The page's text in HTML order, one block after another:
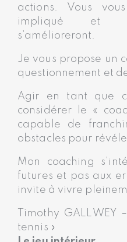
actions. Vous
impliqué et
s’amélioreront.
Je vous propose un
questionnement et
Agir en tant que
considérer le «
capable de
obstacles pour
Mon coaching
futures et pas aux
invite à vivre
Timothy
tennis »